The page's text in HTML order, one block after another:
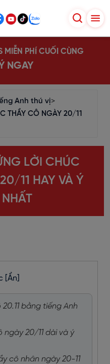
MIỄN PHÍ CUỐI CÙNG
NGAY
Anh thú vị>
THẦY CÔ NGÀY 20/11
LỜI CHÚC
11 HAY VÀ Ý
[Ẩn]
bằng tiếng Anh
ngày 20/11 dài và ý
cô nhân ngày 20-11